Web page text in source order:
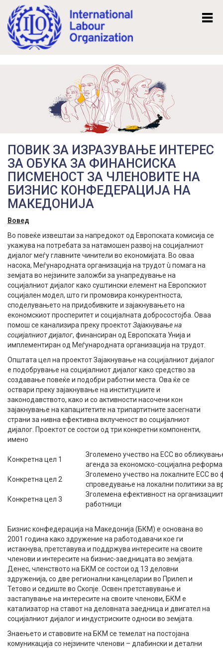
ПОВИК ЗА ИЗРАЗУВАЊЕ ИНТЕРЕС
ЗА ОБУКА ЗА ФИНАНСИСКА
ПИСМЕНОСТ ЗА ЧЛЕНОВИТЕ НА
БИЗНИС КОНФЕДЕРАЦИЈА НА
МАКЕДОНИЈА
Вовед
Во повеќе извештаи за напредокот од Европската комисија се
укажува на потребата за натамошен развој на социјалниот
дијалог меѓу главните чинители во економијата. Во оваа
насока, Меѓународната организација на трудот ù помага на
земјата во нејзините заложби за унапредување на
социјалниот дијалог како суштински елемент на Европскиот
социјален модел, што ги промовира конкурентноста,
споделувањето на придобивките и зајакнувањето на
економскиот просперитет и социјалната добросостојба. Оваа
помош се канализира преку проектотЗајакнување на
социјалниот дијалог, финансиран од Европската Унија и
имплементиран од Меѓународната организација на трудот.
Општата цел на проектот Зајакнување на социјалниот дијалог
е подобрување на социјалниот дијалог како средство за
создавање повеќе и подобри работни места. Ова ќе се
оствари преку зајакнување на институциите и
законодавството, како и со активности насочени кон
зајакнување на капацитетите на трипартитните засегнати
страни за нивна ефективна вклученост во социјалниот
дијалог. Проектот се состои од три конкретни компоненти,
имено
Конкретна цел 1
Зголемено учество на ЕСС во
агенда за економско-социјална реформа
Конкретна цел 2
Зголемено учество на локалните ЕСС
спроведување на локални политики за
Конкретна цел 3
Зголемена ефективност на
работници
Бизнис конфедерација на Македонија (БКМ) е основана во
2001 година како здружение на работодавачи кое ги
истакнува, претставува и поддржува интересите на своите
членови и интересите на бизнис-заедницата во земјата.
Денес, членството на БКМ се состои од 13 деловни
здруженија, со две регионални канцеларии во Прилеп и
Тетово и седиште во Скопје. Освен претставување и
застапување на интересите на своите членови, БКМ е
катализатор на ставот на деловната заедница и двигател на
социјалниот дијалог и индустриските односи во земјата.
Знаењето и ставовите на БКМ се темелат на постојана
комуникација со нејзините членови – длабински и детални